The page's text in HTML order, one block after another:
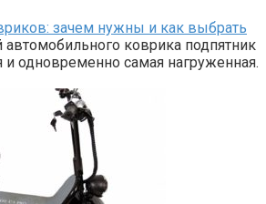
зачем нужны и как выбрать
автомобильного коврика подпятник
и одновременно самая нагруженная.